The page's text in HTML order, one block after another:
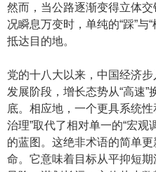
然而，当公路逐渐变得立体
况瞬息万变时，单纯的“踩”与
抵达目的地。
党的十八大以来，中国经济
发展阶段，增长态势从“高速”
底。相应地，一个更具系统
治理”取代了相对单一的“宏观
的蓝图。这绝非术语的简单
命。它意味着目标从平抑短